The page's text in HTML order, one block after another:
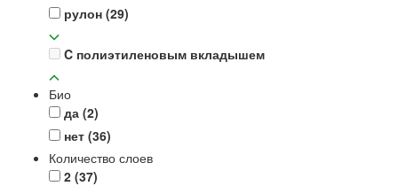
рулон (29)
C полиэтиленовым вкладышем
Био
да (2)
нет (36)
Количество слоев
2 (37)